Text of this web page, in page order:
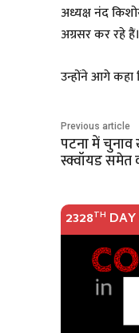
अध्यक्ष नंद
अग्रसर कर रहे
उन्होंने आगे कहा
Previous article
पटना में चुनाव
स्क्वॉयड समेत